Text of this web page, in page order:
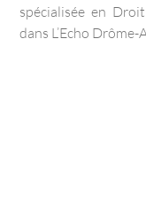
spécialisée en
dans L’Echo Drôme-